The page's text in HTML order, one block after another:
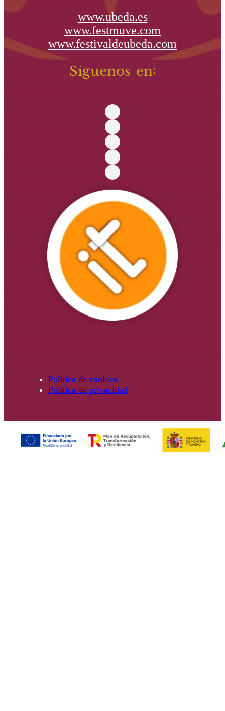
www.ubeda.es
www.festmuve.com
www.festivaldeubeda.com
Síguenos en:
Política de cookies
Política de privacidad